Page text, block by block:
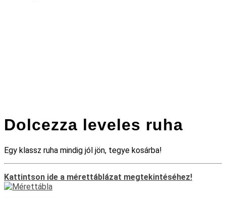
Dolcezza leveles ruha
Egy klassz ruha mindig jól jön, tegye kosárba!
Kattintson ide a mérettáblázat megtekintéséhez!